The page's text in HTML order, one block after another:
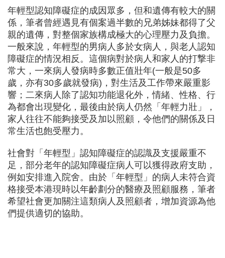
年輕型認知障礙症的成因眾多，但和遺傳有較大的關
係，筆者曾經遇見有個案過半數的兄弟姊妹都得了父
親的遺傳，對整個家族構成極大的心理壓力及負擔。
一般來說，年輕型的男病人多於女病人，與老人認知
障礙症的情況相反。這個病對於病人和家人的打撃非
常大，一來病人發病時多數正值壯年(一般是50多
歲，亦有30多歲就發病)，對生活及工作帶來嚴重影
響；二來病人除了認知功能退化外，情緒、性格、行
為都會出現變化，最後由於病人仍然「年輕力壯」，
家人往往不能夠接受及加以照顧，令他們的關係及日
常生活也飽受壓力。
社會對「年輕型」認知障礙症的認識及支援嚴重不
足，部分老年的認知障礙症病人可以獲得政府支助，
例如安排進入院舍。由於「年輕型」的病人未符合資
格接受本港現時以年齡劃分的醫療及照顧服務，筆者
希望社會更加關注這類病人及照顧者，增加資源為他
們提供適切的協助。